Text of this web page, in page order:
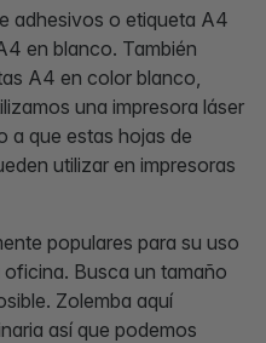
adhesivos o etiqueta A4
en blanco. También
A4 en color blanco,
una impresora láser
a que estas hojas de
utilizar en impresoras
populares para su uso
Busca un tamaño
Zolemba aquí
así que podemos